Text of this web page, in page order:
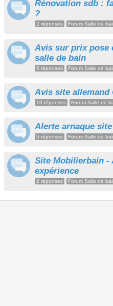
Rénovation sdb :
?
2 réponses Forum Salle de
Avis sur prix pose
salle de bain
5 réponses Forum Salle de
Avis site allemand
10 réponses Forum Salle de
Alerte arnaque
5 réponses Forum Salle de
Site Mobilierbain -
expérience
2 réponses Forum Salle de